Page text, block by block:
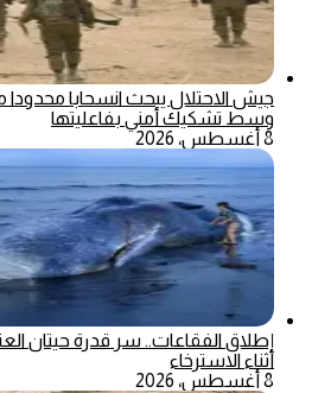
جيش الاحتلال يبحث انسحابا
وسط تشكيك أمني بفاعليتها
8 أغسطس، 2026
إطلاق الفقاعات.. سر قدرة حيتان
أثناء الاسترخاء
8 أغسطس، 2026